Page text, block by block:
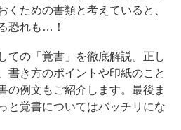
くための書類と考えていると、
恐れも…！
ての「覚書」を徹底解説。正し
書き方のポイントや印紙のこと
の例文もご紹介します。最後ま
と覚書についてはバッチリにな